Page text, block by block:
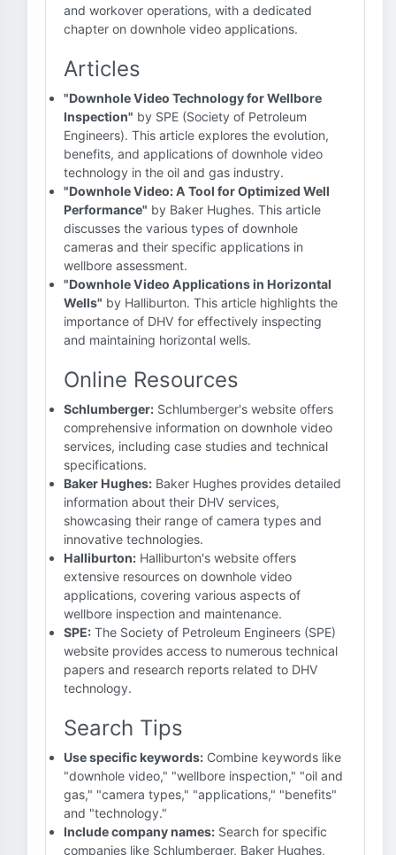
and workover operations, with a dedicated
chapter on downhole video applications.
Articles
"Downhole Video Technology for Wellbore
Inspection" by SPE (Society of Petroleum
Engineers). This article explores the evolution,
benefits, and applications of downhole video
technology in the oil and gas industry.
"Downhole Video: A Tool for Optimized Well
Performance" by Baker Hughes. This article
discusses the various types of downhole
cameras and their specific applications in
wellbore assessment.
"Downhole Video Applications in Horizontal
Wells" by Halliburton. This article highlights the
importance of DHV for effectively inspecting
and maintaining horizontal wells.
Online Resources
Schlumberger: Schlumberger's website offers
comprehensive information on downhole video
services, including case studies and technical
specifications.
Baker Hughes: Baker Hughes provides detailed
information about their DHV services,
showcasing their range of camera types and
innovative technologies.
Halliburton: Halliburton's website offers
extensive resources on downhole video
applications, covering various aspects of
wellbore inspection and maintenance.
SPE: The Society of Petroleum Engineers (SPE)
website provides access to numerous technical
papers and research reports related to DHV
technology.
Search Tips
Use specific keywords: Combine keywords like
"downhole video," "wellbore inspection," "oil and
gas," "camera types," "applications," "benefits"
and "technology."
Include company names: Search for specific
companies like Schlumberger, Baker Hughes,